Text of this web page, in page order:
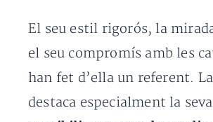
El seu estil rigorós, la
el seu compromís amb les
han fet d’ella un referent.
destaca especialment la seva